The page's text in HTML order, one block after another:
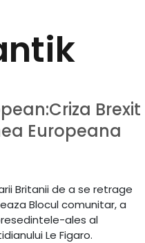
Brexit
Europeana
Britanii de a se retrage
Blocul comunitar, a
ales al
Le Figaro.